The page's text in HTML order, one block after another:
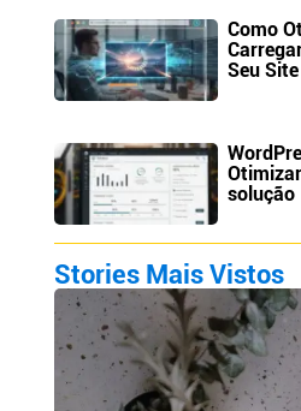
Como
Seu Site
solução
Stories Mais Vistos